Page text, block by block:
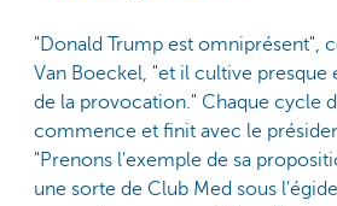
"Donald Trump est omniprésent",
Van Boeckel, "et il cultive presque
de la provocation." Chaque cycle
commence et finit avec le
"Prenons l'exemple de sa
une sorte de Club Med sous